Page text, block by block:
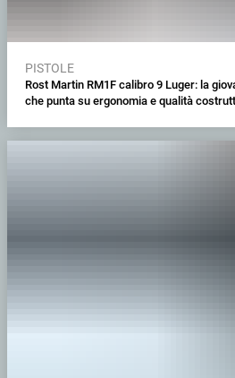
PISTOLE
Rost Martin RM1F calibro 9 Luger: la
che punta su ergonomia e qualità